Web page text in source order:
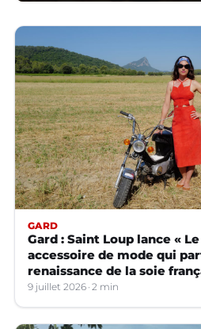
GARD
Gard : Saint Loup lance «
accessoire de mode qui
renaissance de la soie
9 juillet 2026 2 min